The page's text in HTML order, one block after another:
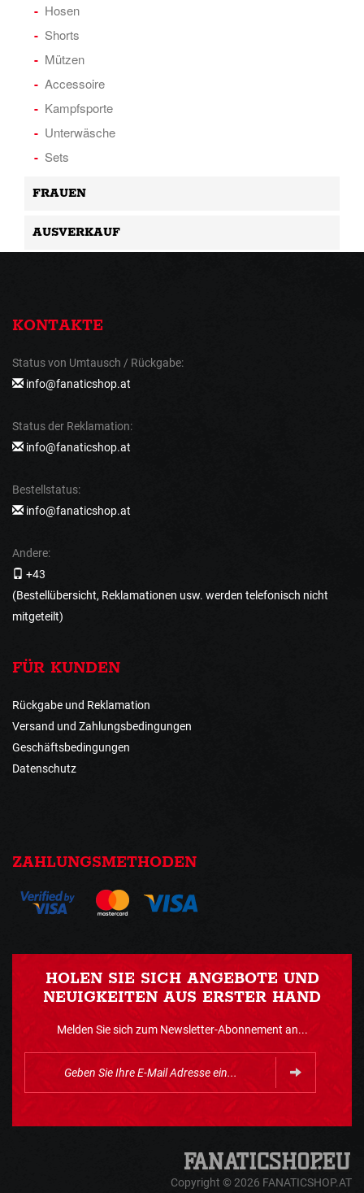
Hosen
Shorts
Mützen
Accessoire
Kampfsporte
Unterwäsche
Sets
FRAUEN
AUSVERKAUF
KONTAKTE
Status von Umtausch / Rückgabe:
info@fanaticshop.at
Status der Reklamation:
info@fanaticshop.at
Bestellstatus:
info@fanaticshop.at
Andere:
+43
(Bestellübersicht, Reklamationen usw. werden telefonisch nicht
mitgeteilt)
FÜR KUNDEN
Rückgabe und Reklamation
Versand und Zahlungsbedingungen
Geschäftsbedingungen
Datenschutz
ZAHLUNGSMETHODEN
HOLEN SIE SICH ANGEBOTE UND
NEUIGKEITEN AUS ERSTER HAND
Melden Sie sich zum Newsletter-Abonnement an...
Copyright © 2026 FANATICSHOP.AT